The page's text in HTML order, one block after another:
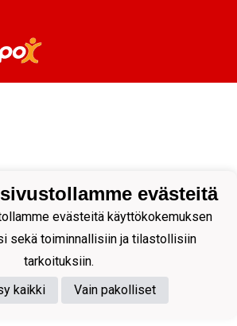
evästeitä
evästeitä käyttökokemuksen
sekä toiminnallisiin ja tilastollisiin
tarkoituksiin.
kaikki
Vain pakolliset